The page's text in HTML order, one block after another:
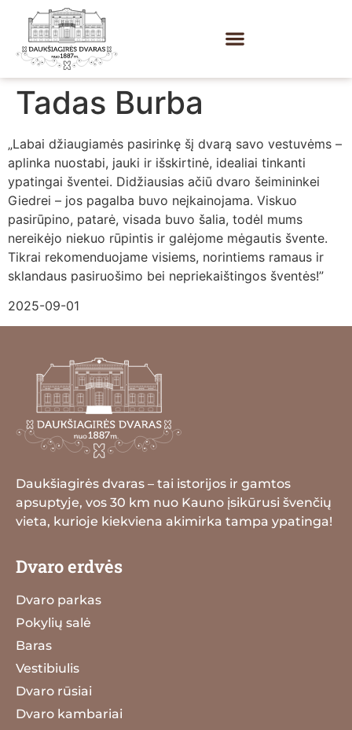
Tadas Burba
„Labai džiaugiamės pasirinkę šį dvarą savo vestuvėms –
aplinka nuostabi, jauki ir išskirtinė, idealiai tinkanti
ypatingai šventei. Didžiausias ačiū dvaro šeimininkei
Giedrei – jos pagalba buvo neįkainojama. Viskuo
pasirūpino, patarė, visada buvo šalia, todėl mums
nereikėjo niekuo rūpintis ir galėjome mėgautis švente.
Tikrai rekomenduojame visiems, norintiems ramaus ir
sklandaus pasiruošimo bei nepriekaištingos šventės!”
2025-09-01
Daukšiagirės dvaras – tai istorijos ir gamtos
apsuptyje, vos 30 km nuo Kauno įsikūrusi švenčių
vieta, kurioje kiekviena akimirka tampa ypatinga!
Dvaro erdvės
Dvaro parkas
Pokylių salė
Baras
Vestibiulis
Dvaro rūsiai
Dvaro kambariai